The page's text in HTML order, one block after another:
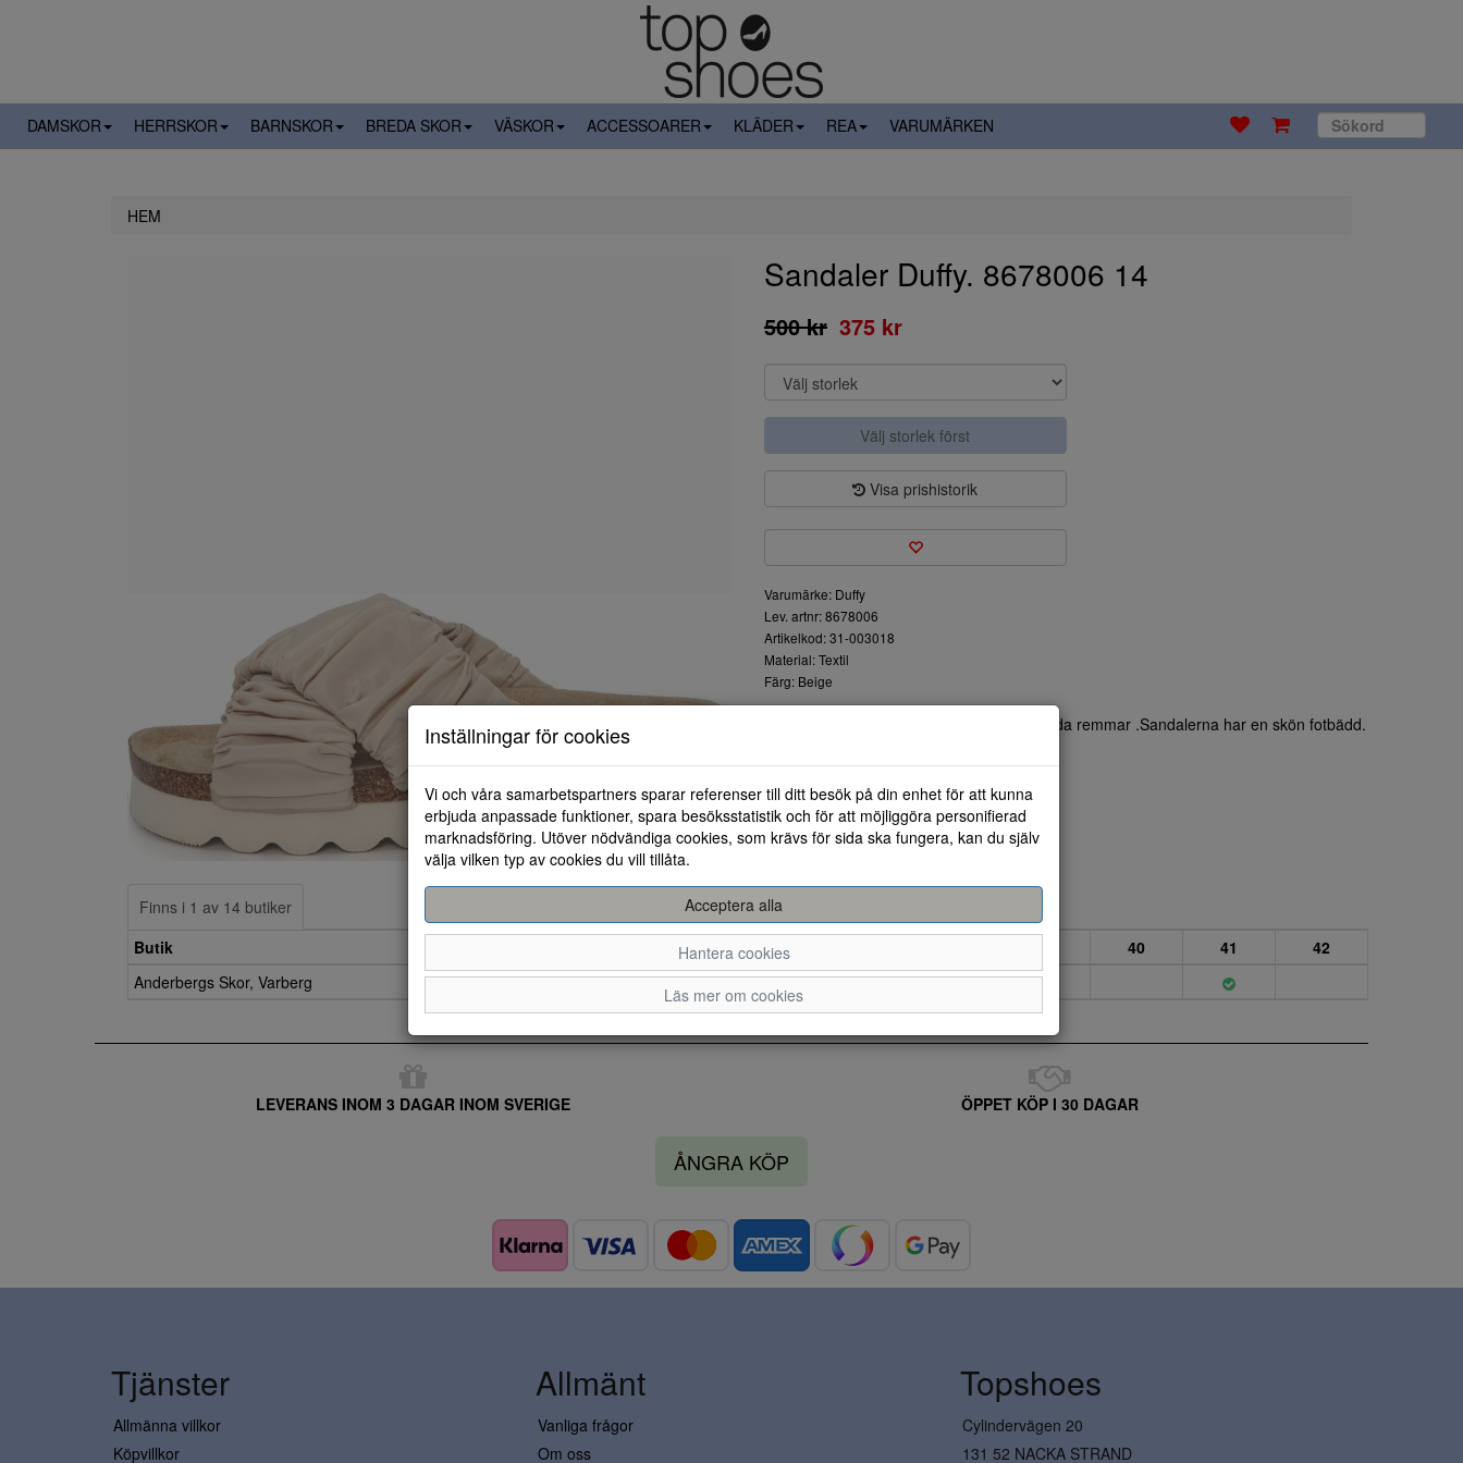
DAMSKOR HERRSKOR BARNSKOR BREDA SKOR VÄSKOR ACCESSOARER KLÄDER REA VARUMÄRKEN
HEM
Sandaler Duffy. 8678006 14
500 kr 375 kr
Välj storlek först
Visa prishistorik
Varumärke: Duffy
Lev. artnr: 8678006
Artikelkod: 31-003018
Material: Textil
Färg: Beige
Sandaler från Duffy i textil.med två korslagda remmar .Sandalerna har en skön fotbädd.
Finns i 1 av 14 butiker
Butik
36 40 41
42
Anderbergs Skor, Varberg
LEVERANS INOM 3 DAGAR INOM SVERIGE ÖPPET KÖP I 30 DAGAR
ÅNGRA KÖP
Inställningar för cookies
Vi och våra samarbetspartners sparar referenser till ditt besök på din enhet för att kunna
erbjuda anpassade funktioner, spara besöksstatistik och för att möjliggöra personifierad
marknadsföring. Utöver nödvändiga cookies, som krävs för sida ska fungera, kan du själv
välja vilken typ av cookies du vill tillåta.
Acceptera alla
Hantera cookies
Läs mer om cookies
Tjänster
Allmänna villkor
Köpvillkor
Allmänt
Vanliga frågor
Om oss
Topshoes
Cylindervägen 20
131 52 NACKA STRAND